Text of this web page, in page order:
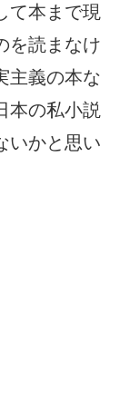
て本まで現
を読まなけ
主義の本な
の私小説
いかと思い